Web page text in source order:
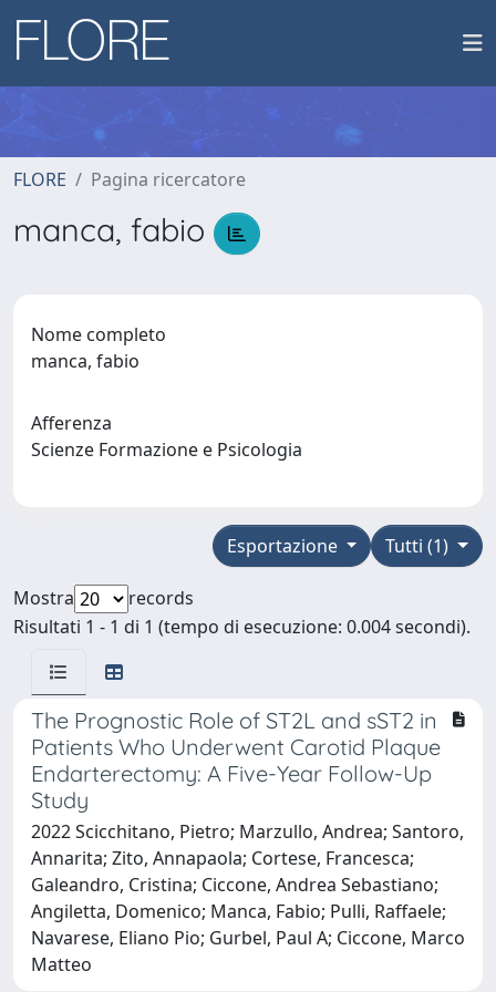
FLORE Pagina ricercatore
manca, fabio
Nome completo
manca, fabio
Afferenza
Scienze Formazione e Psicologia
Tutti (1)
Esportazione
Mostra
records
Risultati 1 - 1 di 1 (tempo di esecuzione: 0.004 secondi).
The Prognostic Role of ST2L and sST2 in
Patients Who Underwent Carotid Plaque
Endarterectomy: A Five-Year Follow-Up
Study
2022 Scicchitano, Pietro; Marzullo, Andrea; Santoro,
Annarita; Zito, Annapaola; Cortese, Francesca;
Galeandro, Cristina; Ciccone, Andrea Sebastiano;
Angiletta, Domenico; Manca, Fabio; Pulli, Raffaele;
Navarese, Eliano Pio; Gurbel, Paul A; Ciccone, Marco
Matteo